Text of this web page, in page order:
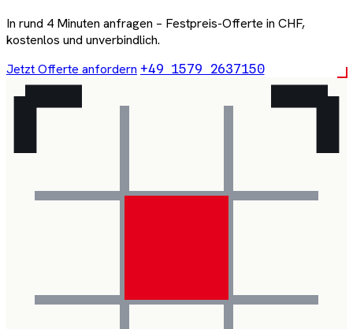
In rund 4 Minuten anfragen – Festpreis-Offerte in CHF,
kostenlos und unverbindlich.
Jetzt Offerte anfordern +49 1579 2637150